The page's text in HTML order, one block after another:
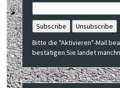
Bitte die "Aktivieren"-Mail
bestätigen.Sie landet